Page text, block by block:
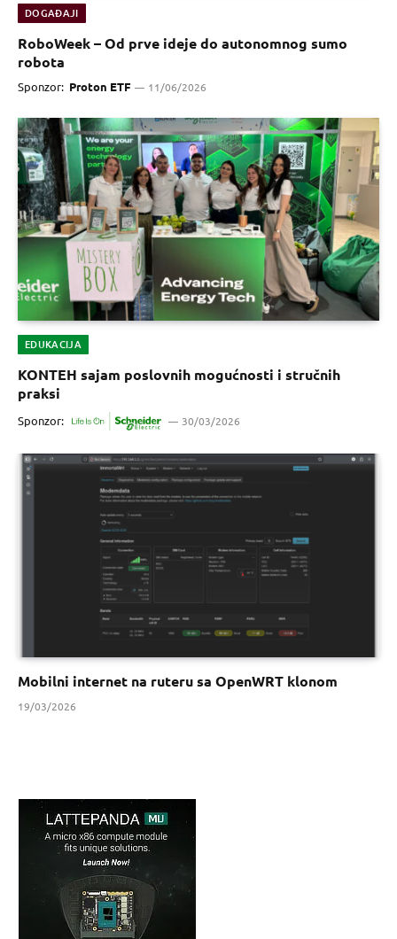
DOGAĐAJI
RoboWeek – Od prve ideje do autonomnog sumo
robota
Sponzor: Proton ETF 11/06/2026
EDUKACIJA
KONTEH sajam poslovnih mogućnosti i stručnih
praksi
Sponzor: 30/03/2026
Mobilni internet na ruteru sa OpenWRT klonom
19/03/2026